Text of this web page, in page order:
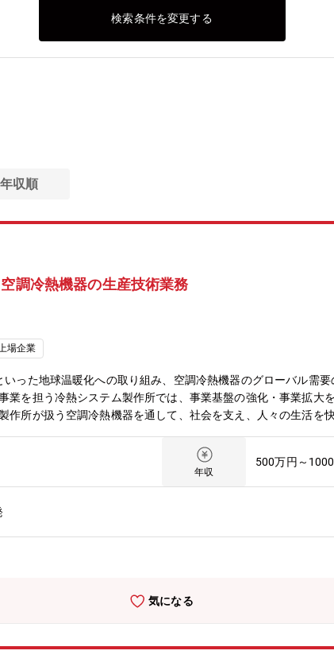
検索条件を変更する
年収順
調冷熱機器の生産技術業務
場企業
った地球温暖化への取り組み、空調冷熱機器のグローバル需
業を担う冷熱システム製作所では、事業基盤の強化・事業拡大
作所が扱う空調冷熱機器を通して、社会を支え、人々の生活を
ける生産性改善業務（トヨタ生産方式を基盤とした各種改善
ルリードタイム短縮を目的に各種改善業務に携わっていただき
見据えた製造戦略の企画にも参画いただき、生産ライン構想の
等海外拠点とのやり取りは英語を必要とする場合がありますが
Excel、Word、PPT等の基本ツールを使用します。Accessや
事業環境を見据えた工場機能全般の企画・運営、生産体制整
強化・製造企画課工場運営全般に関わる企画スタッフとして、
とができます。・海外拠点への出張や人材交流等もあり、希望
年収
500万円～
気になる